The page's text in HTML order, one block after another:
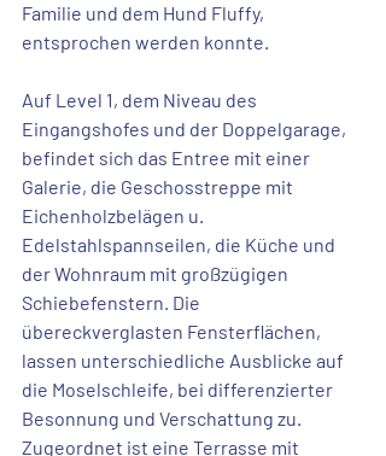
Familie und dem Hund Fluffy,
entsprochen werden konnte.
Auf Level 1, dem Niveau des
Eingangshofes und der Doppelgarage,
befindet sich das Entree mit einer
Galerie, die Geschosstreppe mit
Eichenholzbelägen u.
Edelstahlspannseilen, die Küche und
der Wohnraum mit großzügigen
Schiebefenstern. Die
übereckverglasten Fensterflächen,
lassen unterschiedliche Ausblicke auf
die Moselschleife, bei differenzierter
Besonnung und Verschattung zu.
Zugeordnet ist eine Terrasse mit